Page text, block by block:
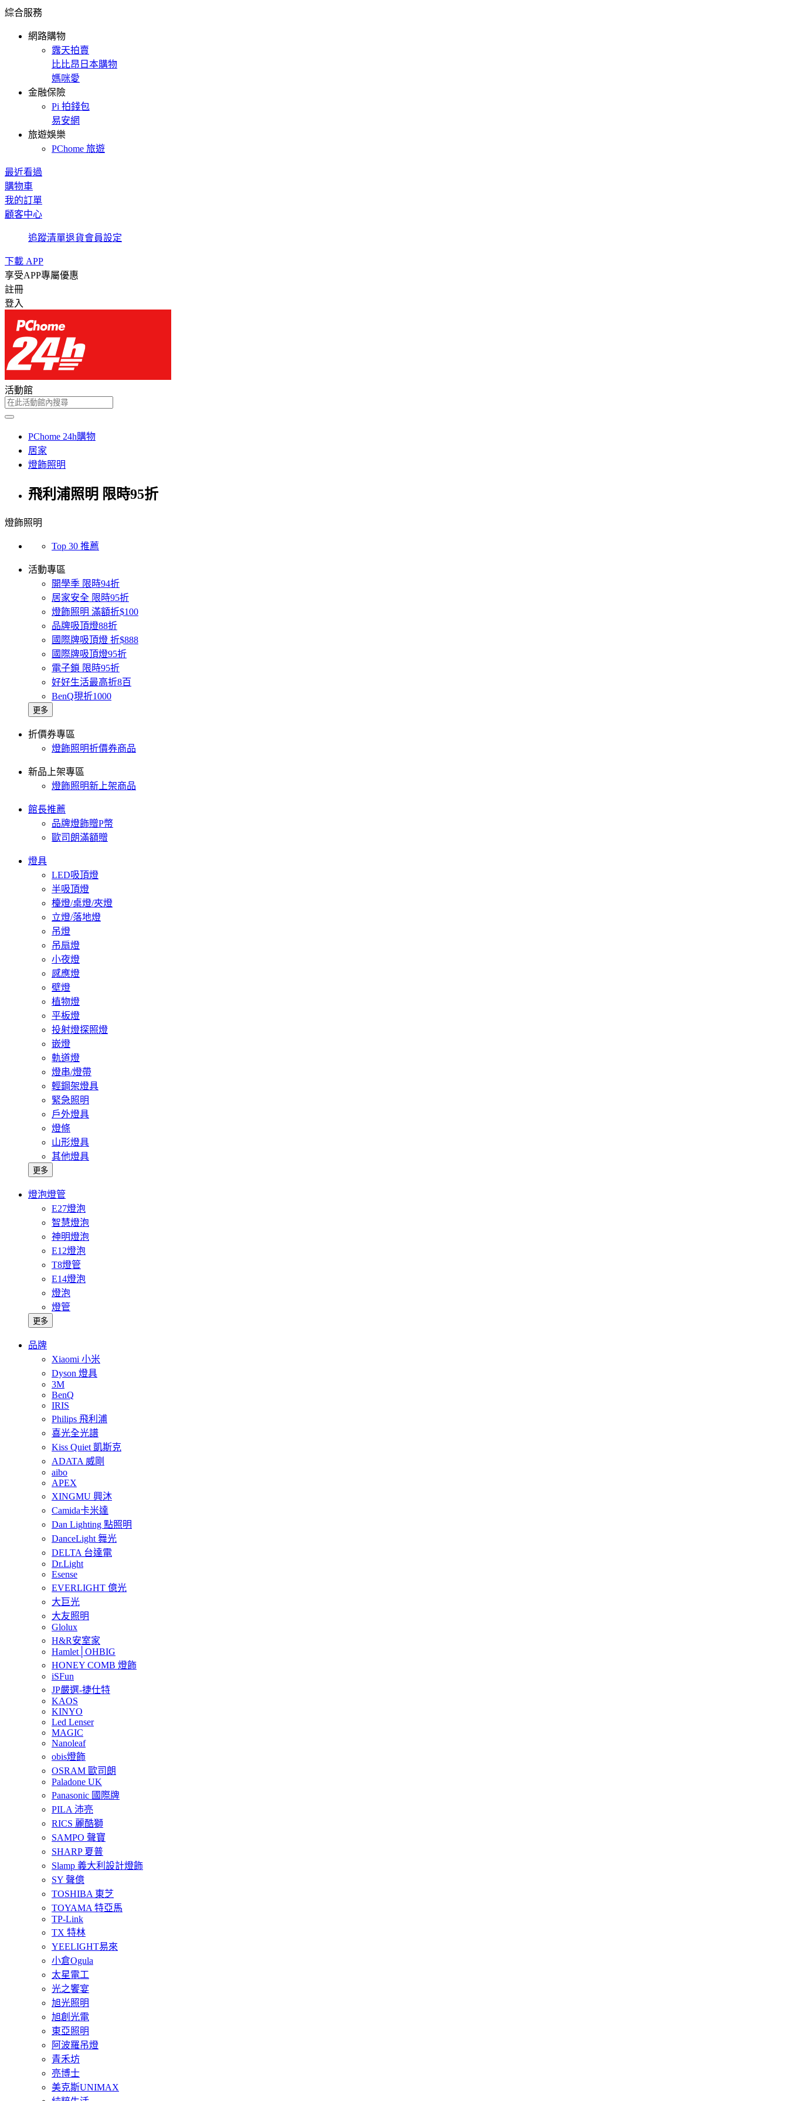
綜合服務
網路購物
露天拍賣
比比昂日本購物
媽咪愛
金融保險
Pi 拍錢包
易安網
旅遊娛樂
PChome 旅遊
最近看過
購物車
我的訂單
顧客中心
追蹤清單退貨會員設定
下載 APP
享受APP專屬優惠
註冊
登入
活動館
PChome 24h購物
居家
燈飾照明
飛利浦照明 限時95折
燈飾照明
Top 30 推薦
活動專區
開學季 限時94折
居家安全 限時95折
燈飾照明 滿額折$100
品牌吸頂燈88折
國際牌吸頂燈 折$888
國際牌吸頂燈95折
電子鎖 限時95折
好好生活最高折8百
BenQ現折1000
更多
折價券專區
燈飾照明折價券商品
新品上架專區
燈飾照明新上架商品
館長推薦
品牌燈飾贈P幣
歐司朗滿額贈
燈具
LED吸頂燈
半吸頂燈
檯燈/桌燈/夾燈
立燈/落地燈
吊燈
吊扇燈
小夜燈
感應燈
壁燈
植物燈
平板燈
投射燈探照燈
嵌燈
軌道燈
燈串/燈帶
輕鋼架燈具
緊急照明
戶外燈具
燈條
山形燈具
其他燈具
更多
燈泡燈管
E27燈泡
智慧燈泡
神明燈泡
E12燈泡
T8燈管
E14燈泡
燈泡
燈管
更多
品牌
Xiaomi 小米
Dyson 燈具
3M
BenQ
IRIS
Philips 飛利浦
喜光全光譜
Kiss Quiet 凱斯克
ADATA 威剛
aibo
APEX
XINGMU 興沐
Camida卡米達
Dan Lighting 點照明
DanceLight 舞光
DELTA 台達電
Dr.Light
Esense
EVERLIGHT 億光
大巨光
大友照明
Glolux
H&R安室家
Hamlet│OHBIG
HONEY COMB 燈飾
iSFun
JP嚴選-捷仕特
KAOS
KINYO
Led Lenser
MAGIC
Nanoleaf
obis燈飾
OSRAM 歐司朗
Paladone UK
Panasonic 國際牌
PILA 沛亮
RICS 麗酷獅
SAMPO 聲寶
SHARP 夏普
Slamp 義大利設計燈飾
SY 聲億
TOSHIBA 東芝
TOYAMA 特亞馬
TP-Link
TX 特林
YEELIGHT易來
小倉Ogula
太星電工
光之饗宴
旭光照明
旭創光電
東亞照明
阿波羅吊燈
青禾坊
亮博士
美克斯UNIMAX